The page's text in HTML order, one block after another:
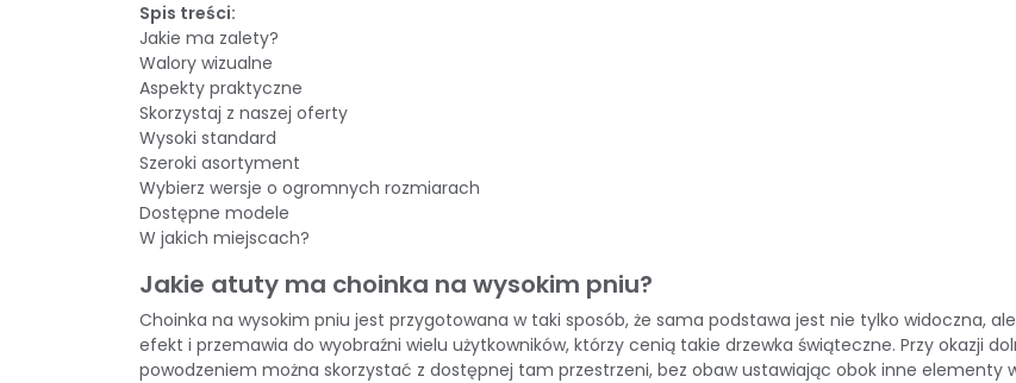
Spis treści:
Jakie ma zalety?
Walory wizualne
Aspekty praktyczne
Skorzystaj z naszej oferty
Wysoki standard
Szeroki asortyment
Wybierz wersje o ogromnych rozmiarach
Dostępne modele
W jakich miejscach?
Jakie atuty ma choinka na wysokim pniu?
Choinka na wysokim pniu jest przygotowana w taki sposób, że sama podstawa jest nie tylko widoczna,
efekt i przemawia do wyobraźni wielu użytkowników, którzy cenią takie drzewka świąteczne. Przy okazji
powodzeniem można skorzystać z dostępnej tam przestrzeni, bez obaw ustawiając obok inne elementy